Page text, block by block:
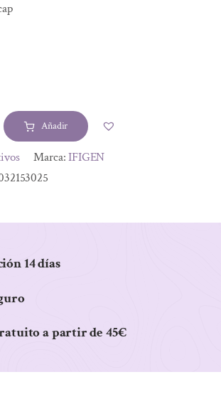
Añadir
Marca:IFIGEN
14 días
a partir de 45€